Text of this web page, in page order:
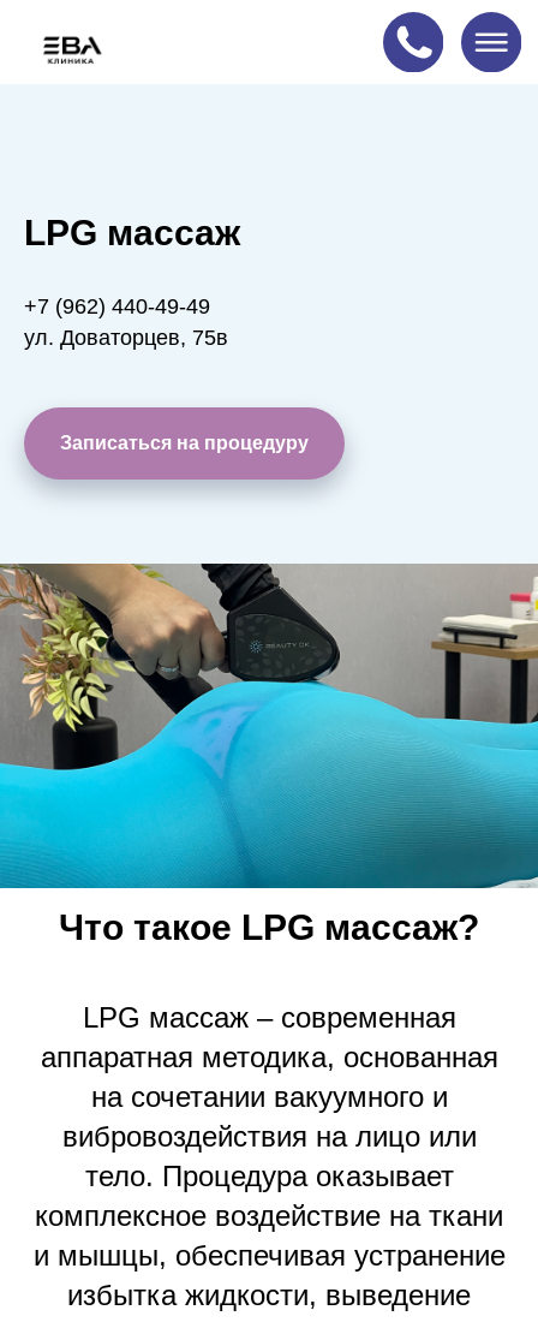
LPG массаж
+7 (962) 440-49-49
ул. Доваторцев, 75в
Записаться на процедуру
Что такое LPG массаж?
LPG массаж – современная
аппаратная методика, основанная
на сочетании вакуумного и
вибровоздействия на лицо или
тело. Процедура оказывает
комплексное воздействие на ткани
и мышцы, обеспечивая устранение
избытка жидкости, выведение